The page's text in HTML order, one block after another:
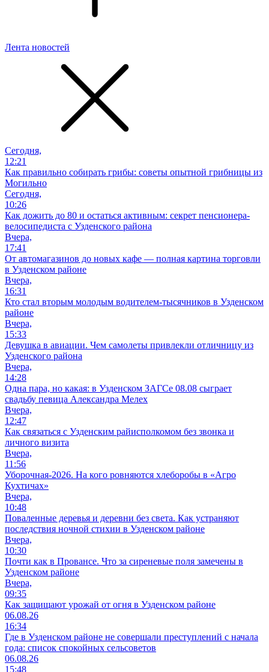
Лента новостей
Сегодня,
12:21
Как правильно собирать грибы: советы опытной грибницы из
Могильно
Сегодня,
10:26
Как дожить до 80 и остаться активным: секрет пенсионера-
велосипедиста с Узденского района
Вчера,
17:41
От автомагазинов до новых кафе — полная картина торговли
в Узденском районе
Вчера,
16:31
Кто стал вторым молодым водителем-тысячников в Узденском
районе
Вчера,
15:33
Девушка в авиации. Чем самолеты привлекли отличницу из
Узденского района
Вчера,
14:28
Одна пара, но какая: в Узденском ЗАГСе 08.08 сыграет
свадьбу певица Александра Мелех
Вчера,
12:47
Как связаться с Узденским райисполкомом без звонка и
личного визита
Вчера,
11:56
Уборочная-2026. На кого ровняются хлеборобы в «Агро
Кухтичах»
Вчера,
10:48
Поваленные деревья и деревни без света. Как устраняют
последствия ночной стихии в Узденском районе
Вчера,
10:30
Почти как в Провансе. Что за сиреневые поля замечены в
Узденском районе
Вчера,
09:35
Как защищают урожай от огня в Узденском районе
06.08.26
16:34
Где в Узденском районе не совершали преступлений с начала
года: список спокойных сельсоветов
06.08.26
15:48